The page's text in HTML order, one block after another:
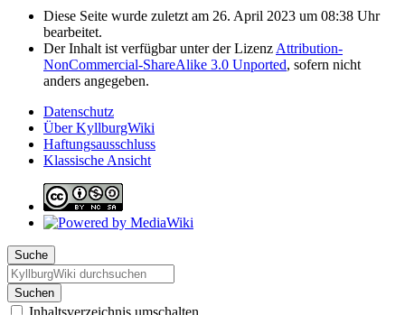
Diese Seite wurde zuletzt am 26. April 2023 um 08:38 Uhr
bearbeitet.
Der Inhalt ist verfügbar unter der Lizenz Attribution-
NonCommercial-ShareAlike 3.0 Unported, sofern nicht
anders angegeben.
Datenschutz
Über KyllburgWiki
Haftungsausschluss
Klassische Ansicht
Suche
Suchen
Inhaltsverzeichnis umschalten